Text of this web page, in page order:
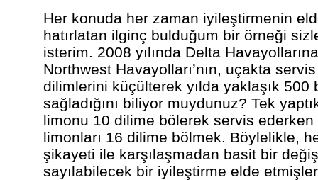
Her konuda her zaman iyileştirmenin
hatırlatan ilginç bulduğum bir örneği
isterim. 2008 yılında Delta
Northwest Havayolları’nın, uçakta
dilimlerini küçülterek yılda yaklaşık 500
sağladığını biliyor muydunuz? Tek
limonu 10 dilime bölerek servis ederken
limonları 16 dilime bölmek. Böylelikle,
şikayeti ile karşılaşmadan basit bir
sayılabilecek bir iyileştirme elde